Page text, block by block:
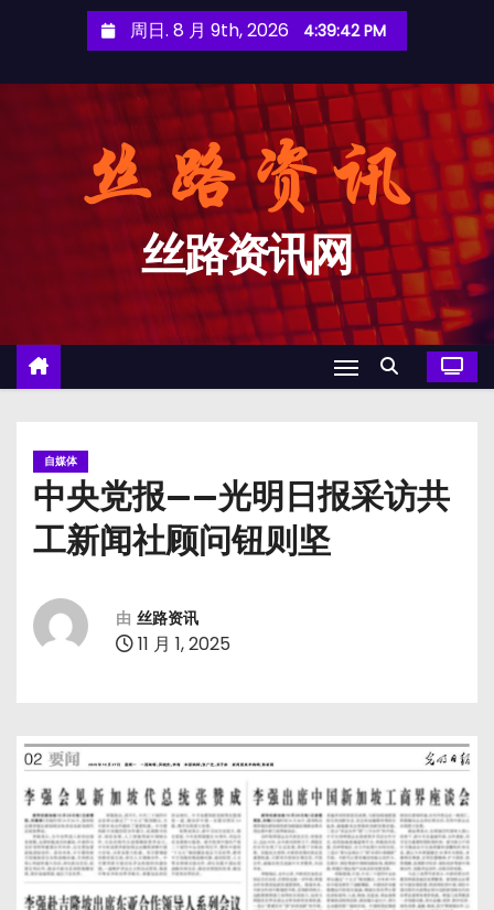
周日. 8 月 9th, 2026 4:39:43 PM
丝路资讯网
自媒体
中央党报——光明日报采访共
工新闻社顾问钮则坚
由 丝路资讯
11 月 1, 2025